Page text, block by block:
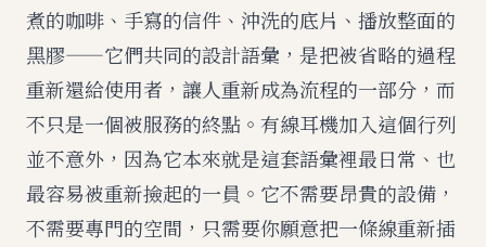
煮的咖啡、手寫的信件、沖洗的底片、播放整面的
黑膠——它們共同的設計語彙，是把被省略的過程
重新還給使用者，讓人重新成為流程的一部分，而
不只是一個被服務的終點。有線耳機加入這個行列
並不意外，因為它本來就是這套語彙裡最日常、也
最容易被重新撿起的一員。它不需要昂貴的設備，
不需要專門的空間，只需要你願意把一條線重新插